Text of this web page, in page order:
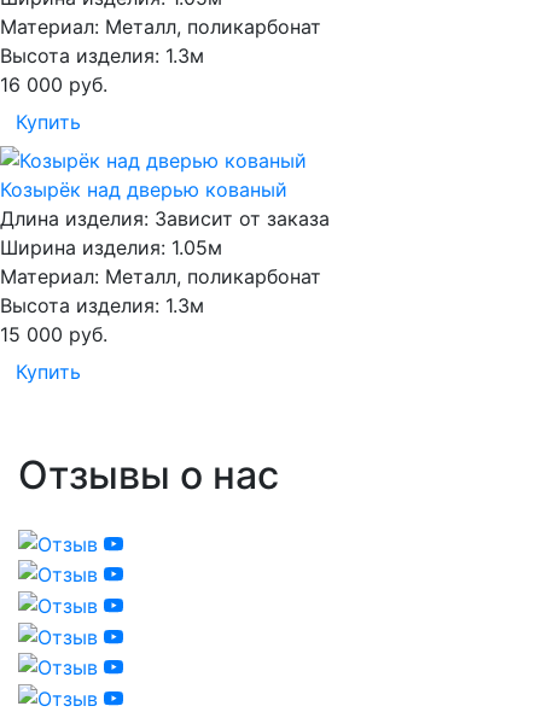
Материал: Металл, поликарбонат
Высота изделия: 1.3м
16 000 руб.
Купить
Козырёк над дверью кованый
Длина изделия: Зависит от заказа
Ширина изделия: 1.05м
Материал: Металл, поликарбонат
Высота изделия: 1.3м
15 000 руб.
Купить
Отзывы о нас